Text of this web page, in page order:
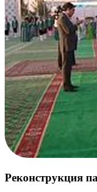
Реконструкция